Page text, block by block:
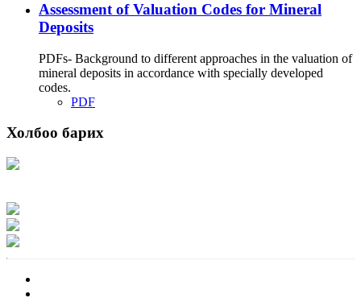
Assessment of Valuation Codes for Mineral
Deposits
PDFs- Background to different approaches in the valuation of
mineral deposits in accordance with specially developed
codes.
PDF
Холбоо барих